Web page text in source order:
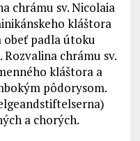
chrámu sv. Nicolaia
kláštora
obeť padla útoku
chrámu sv.
kláštora a
pôdorysom.
a chorých.